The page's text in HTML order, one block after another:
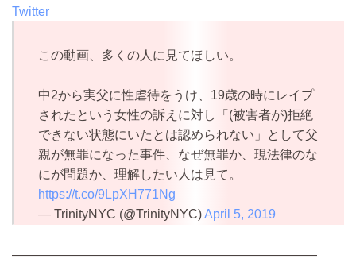
Twitter
この動画、多くの人に見てほしい。
中2から実父に性虐待をうけ、19歳の時にレイプ
されたという女性の訴えに対し「(被害者が)拒絶
できない状態にいたとは認められない」として父
親が無罪になった事件、なぜ無罪か、現法律のな
にが問題か、理解したい人は見て。
https://t.co/9LpXH771Ng
— TrinityNYC (@TrinityNYC)April 5, 2019
————————————————————————